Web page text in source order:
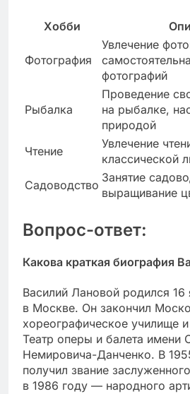
Хобби
Фотография
Увлечение
фотографий
Рыбалка
Проведение
на рыбалке,
природой
Чтение
Увлечение
классической
Садоводство
Занятие
выращивание
Вопрос-ответ:
Какова краткая биография
Василий Лановой родился 16
в Москве. Он закончил
хореографическое училище
Театр оперы и балета имени
Немировича-Данченко. В
получил звание
в 1986 году — народного